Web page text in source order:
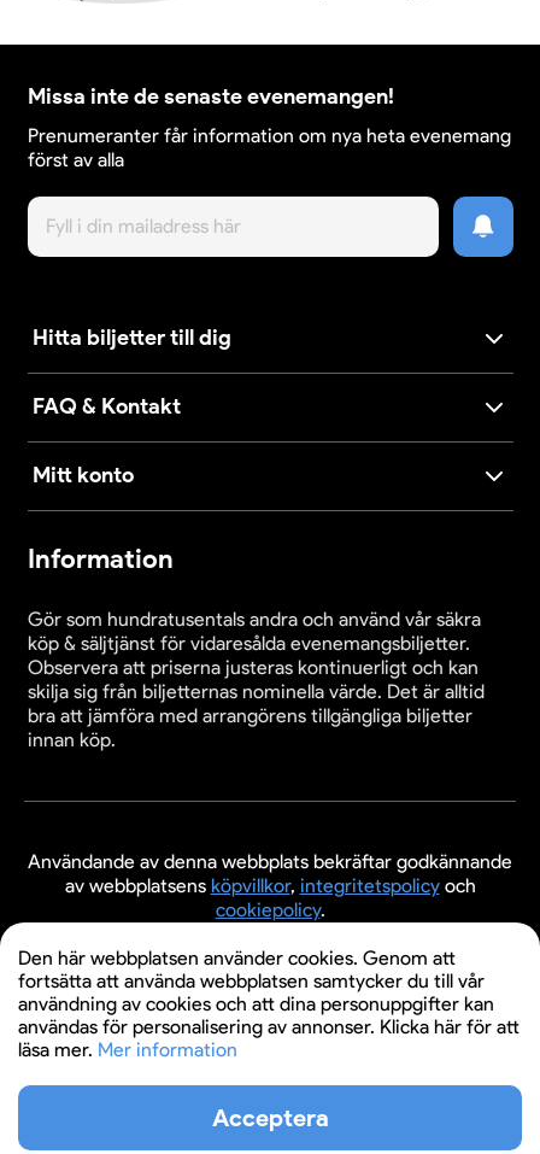
Missa inte de senaste evenemangen!
Prenumeranter får information om nya heta evenemang
först av alla
Hitta biljetter till dig
FAQ & Kontakt
Mitt konto
Information
Gör som hundratusentals andra och använd vår säkra
köp & säljtjänst för vidaresålda evenemangsbiljetter.
Observera att priserna justeras kontinuerligt och kan
skilja sig från biljetternas nominella värde. Det är alltid
bra att jämföra med arrangörens tillgängliga biljetter
innan köp.
Användande av denna webbplats bekräftar godkännande
av webbplatsens köpvillkor, integritetspolicyoch
cookiepolicy.
© 2026 Evenemangsbiljetter.se
Den här webbplatsen använder cookies. Genom att
fortsätta att använda webbplatsen samtycker du till vår
användning av cookies och att dina personuppgifter kan
användas för personalisering av annonser. Klicka här för att
läsa mer. Mer information
Acceptera